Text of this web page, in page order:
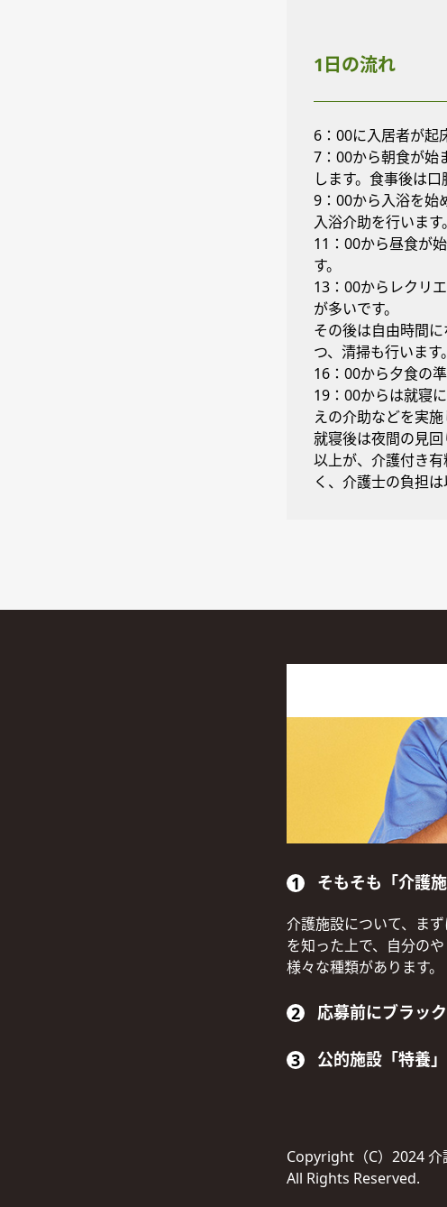
1日の流れ
6：00に入居者が起
7：00から朝食が始
します。食事後は口
9：00から入浴を始
入浴介助を行います。
11：00から昼食が
す。
13：00からレクリ
が多いです。
その後は自由時間
つ、清掃も行います。
16：00から夕食の
19：00からは就寝
えの介助などを実施
就寝後は夜間の見
以上が、介護付き
く、介護士の負担は
そもそも「介護
介護施設について、ま
を知った上で、自分の
様々な種類があります。
応募前にブラッ
公的施設「特養
Copyright（C）2024 介
All Rights Reserved.